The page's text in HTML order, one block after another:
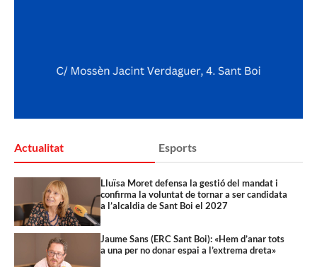
Actualitat Esports
Lluïsa Moret defensa la gestió del mandat i
confirma la voluntat de tornar a ser candidata
a l’alcaldia de Sant Boi el 2027
Jaume Sans (ERC Sant Boi): «Hem d’anar tots
a una per no donar espai a l’extrema dreta»